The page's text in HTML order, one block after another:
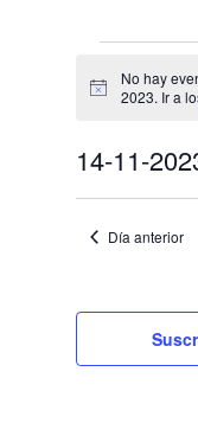
en
2023
Aviso
No hay
2023. Ir a
14-11-
fecha.Día anterior